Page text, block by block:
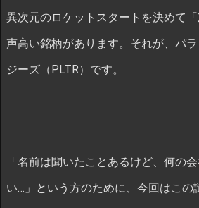
異次元のロケットスタートを決めて
声高い銘柄があります。それが、パ
ジーズ（PLTR）です。
「名前は聞いたことあるけど、何の
い…」という方のために、今回はこの